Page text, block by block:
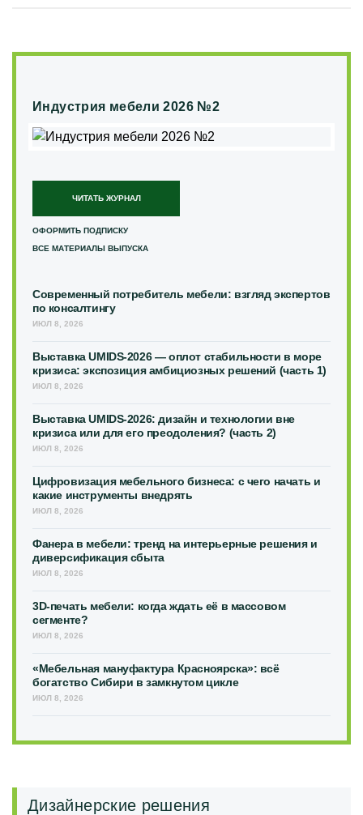
Индустрия мебели 2026 №2
ЧИТАТЬ ЖУРНАЛ
ОФОРМИТЬ ПОДПИСКУ
ВСЕ МАТЕРИАЛЫ ВЫПУСКА
Современный потребитель мебели: взгляд экспертов
по консалтингу
ИЮЛ 8, 2026
Выставка UMIDS-2026 — оплот стабильности в море
кризиса: экспозиция амбициозных решений (часть 1)
ИЮЛ 8, 2026
Выставка UMIDS-2026: дизайн и технологии вне
кризиса или для его преодоления? (часть 2)
ИЮЛ 8, 2026
Цифровизация мебельного бизнеса: с чего начать и
какие инструменты внедрять
ИЮЛ 8, 2026
Фанера в мебели: тренд на интерьерные решения и
диверсификация сбыта
ИЮЛ 8, 2026
3D-печать мебели: когда ждать её в массовом
сегменте?
ИЮЛ 8, 2026
«Мебельная мануфактура Красноярска»: всё
богатство Сибири в замкнутом цикле
ИЮЛ 8, 2026
Дизайнерские решения